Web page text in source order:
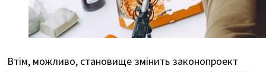
Втім, можливо, становище змінить законопроект